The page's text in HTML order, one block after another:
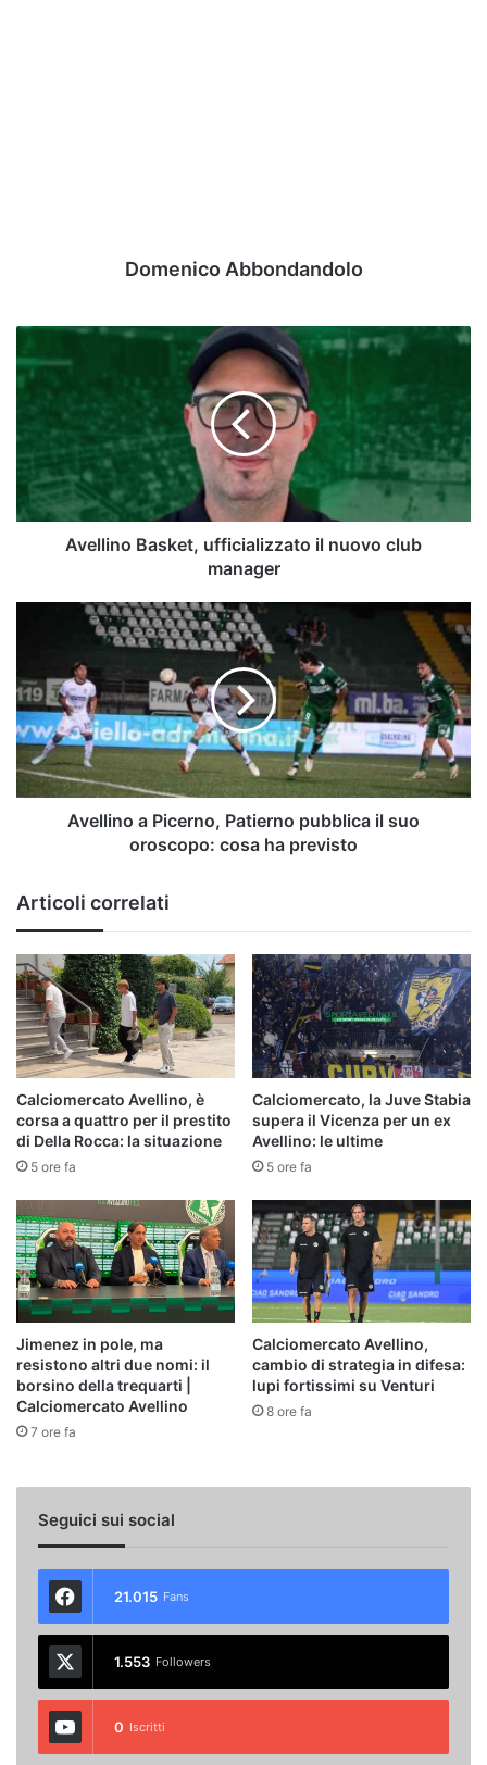
Domenico Abbondandolo
Avellino
Basket,
ufficializzato
nuovo
club
manager
Avellino Basket, ufficializzato il nuovo club
manager
Patierno
pubblica
il
suo
oroscopo:
cosa
Avellino a Picerno, Patierno pubblica il suo
oroscopo: cosa ha previsto
Articoli correlati
Calciomercato Avellino, è
corsa a quattro per il prestito
di Della Rocca: la situazione
5 ore fa
Calciomercato, la Juve Stabia
supera il Vicenza per un ex
Avellino: le ultime
5 ore fa
Jimenez in pole, ma
resistono altri due nomi: il
borsino della trequarti |
Calciomercato Avellino
7 ore fa
Calciomercato Avellino,
cambio di strategia in difesa:
lupi fortissimi su Venturi
8 ore fa
Seguici sui social
21.015 Fans
1.553 Followers
0 Iscritti